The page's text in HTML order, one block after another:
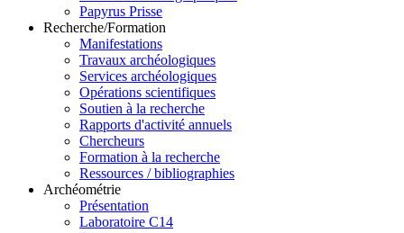
Papyrus Prisse
Recherche/Formation
Manifestations
Travaux archéologiques
Services archéologiques
Opérations scientifiques
Soutien à la recherche
Rapports d'activité annuels
Chercheurs
Formation à la recherche
Ressources / bibliographies
Archéométrie
Présentation
Laboratoire C14